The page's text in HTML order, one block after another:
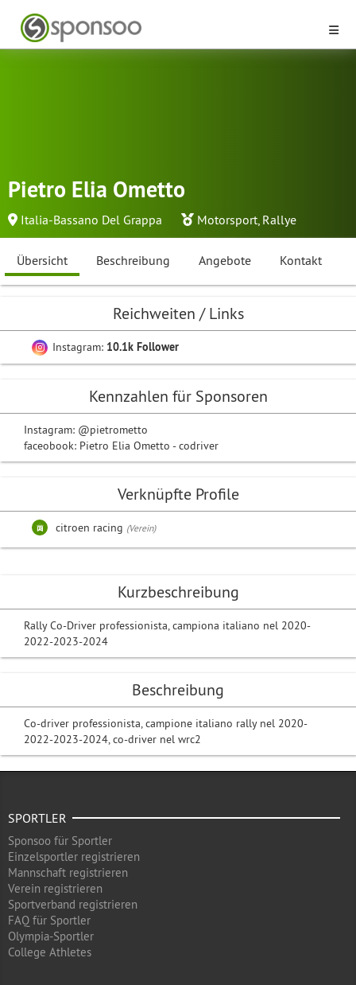
Pietro Elia Ometto
Italia-Bassano Del Grappa Motorsport, Rallye
Übersicht Beschreibung Angebote Kontakt
Kurzbeschreibung
Rally Co-Driver professionista, campiona italiano nel 2020-
2022-2023-2024
Beschreibung
Co-driver professionista, campione italiano rally nel 2020-
2022-2023-2024, co-driver nel wrc2
Reichweiten / Links
Instagram: 10.1k Follower
Kennzahlen für Sponsoren
Instagram: @pietrometto
faceobook: Pietro Elia Ometto - codriver
Verknüpfte Profile
citroen racing (Verein)
SPORTLER
Sponsoo für Sportler
Einzelsportler registrieren
Mannschaft registrieren
Verein registrieren
Sportverband registrieren
FAQ für Sportler
Olympia-Sportler
College Athletes